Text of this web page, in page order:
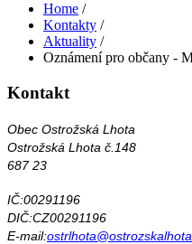
Home /
Kontakty /
Aktuality /
Oznámení pro občany -
Kontakt
Obec Ostrožská Lhota
Ostrožská Lhota č.148
687 23
IČ:00291196
DIČ:CZ00291196
E-mail: